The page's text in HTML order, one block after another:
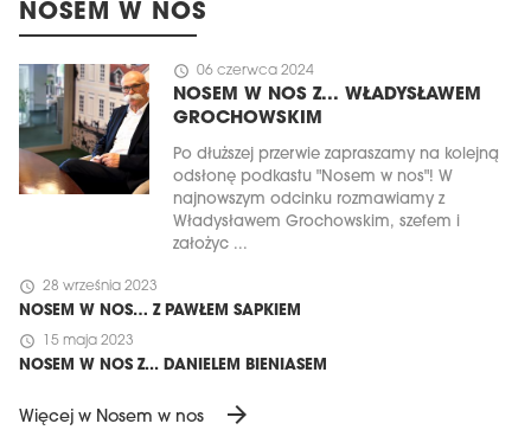
NOSEM W NOS
schedule 06 czerwca 2024
NOSEM W NOS Z... WŁADYSŁAWEM
GROCHOWSKIM
Po dłuższej przerwie zapraszamy na kolejną
odsłonę podkastu "Nosem w nos"! W
najnowszym odcinku rozmawiamy z
Władysławem Grochowskim, szefem i
założyc ...
schedule 28 września 2023
NOSEM W NOS… Z PAWŁEM SAPKIEM
schedule 15 maja 2023
NOSEM W NOS Z... DANIELEM BIENIASEM
Więcej w Nosem w nos arrow_forward